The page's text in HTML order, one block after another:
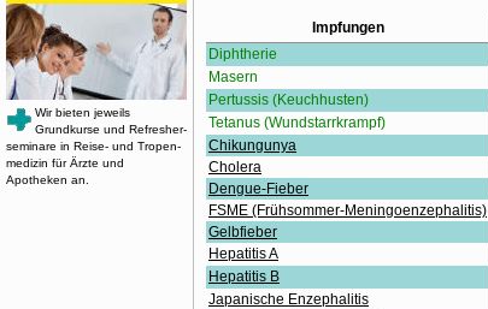
Wir bieten jeweils
Grundkurse und Re­fresher­
seminare in Reise- und Tropen­
medizin für Ärzte und
Apotheken an.
Impfungen
Diphtherie
Masern
Pertussis (Keuchhusten)
Tetanus (Wundstarrkrampf)
Chikungunya
Cholera
Dengue-Fieber
FSME (Frühsommer-Meningoenzephalitis)
Gelbfieber
Hepatitis A
Hepatitis B
Japanische Enzephalitis